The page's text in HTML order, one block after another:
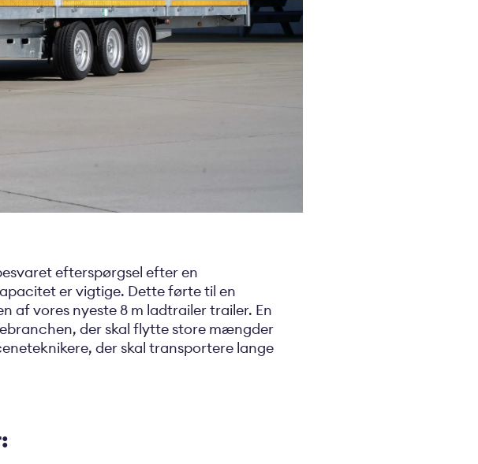
efterspørgsel efter en
er vigtige. Dette førte til en
af vores nyeste 8 m ladtrailer trailer. En
der skal flytte store mængder
der skal transportere lange